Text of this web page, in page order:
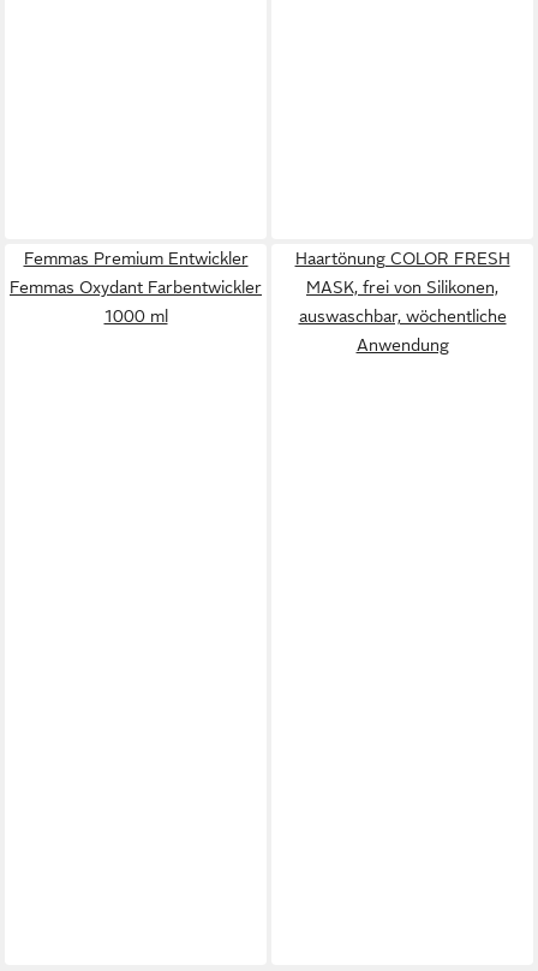
Femmas Premium Entwickler
Femmas Oxydant Farbentwickler
1000 ml
Haartönung COLOR FRESH
MASK, frei von Silikonen,
auswaschbar, wöchentliche
Anwendung